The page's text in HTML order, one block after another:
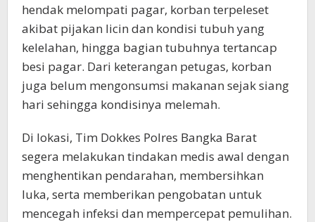
hendak melompati pagar, korban terpeleset
akibat pijakan licin dan kondisi tubuh yang
kelelahan, hingga bagian tubuhnya tertancap
besi pagar. Dari keterangan petugas, korban
juga belum mengonsumsi makanan sejak siang
hari sehingga kondisinya melemah.
Di lokasi, Tim Dokkes Polres Bangka Barat
segera melakukan tindakan medis awal dengan
menghentikan pendarahan, membersihkan
luka, serta memberikan pengobatan untuk
mencegah infeksi dan mempercepat pemulihan.